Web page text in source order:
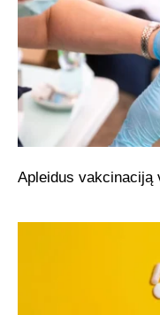
Apleidus vakcinaciją